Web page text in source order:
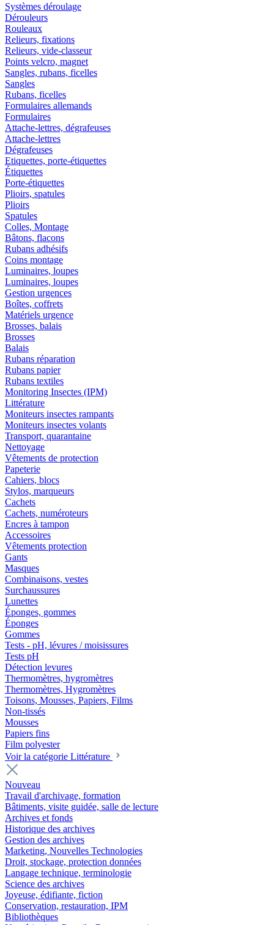
Systèmes déroulage
Dérouleurs
Rouleaux
Relieurs, fixations
Relieurs, vide-classeur
Points velcro, magnet
Sangles, rubans, ficelles
Sangles
Rubans, ficelles
Formulaires allemands
Formulaires
Attache-lettres, dégrafeuses
Attache-lettres
Dégrafeuses
Etiquettes, porte-étiquettes
Étiquettes
Porte-étiquettes
Plioirs, spatules
Plioirs
Spatules
Colles, Montage
Bâtons, flacons
Rubans adhésifs
Coins montage
Luminaires, loupes
Luminaires, loupes
Gestion urgences
Boîtes, coffrets
Matériels urgence
Brosses, balais
Brosses
Balais
Rubans réparation
Rubans papier
Rubans textiles
Monitoring Insectes (IPM)
Littérature
Moniteurs insectes rampants
Moniteurs insectes volants
Transport, quarantaine
Nettoyage
Vêtements de protection
Papeterie
Cahiers, blocs
Stylos, marqueurs
Cachets
Cachets, numéroteurs
Encres à tampon
Accessoires
Vêtements protection
Gants
Masques
Combinaisons, vestes
Surchaussures
Lunettes
Éponges, gommes
Éponges
Gommes
Tests - pH, lévures / moisissures
Tests pH
Détection levures
Thermomètres, hygromètres
Thermomètres, Hygromètres
Toisons, Mousses, Papiers, Films
Non-tissés
Mousses
Papiers fins
Film polyester
Voir la catégorie Littérature
Nouveau
Travail d'archivage, formation
Bâtiments, visite guidée, salle de lecture
Archives et fonds
Historique des archives
Gestion des archives
Marketing, Nouvelles Technologies
Droit, stockage, protection données
Langage technique, terminologie
Science des archives
Joyeuse, édifiante, fiction
Conservation, restauration, IPM
Bibliothèques